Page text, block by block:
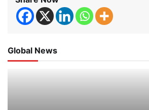
Global News